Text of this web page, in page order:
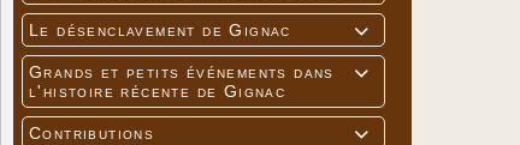

Le désenclavement de Gignac

Grands et petits événements dans
l'histoire récente de Gignac

Contributions